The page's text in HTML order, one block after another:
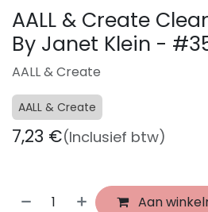
AALL & Create
By Janet Klein -
AALL & Create
AALL & Create
7,23 €(Inclusief btw)
Aan